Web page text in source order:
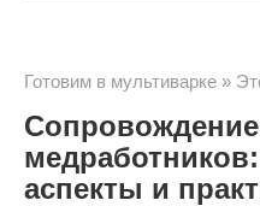
Готовим в мультиварке »
Сопровождение
аспекты и